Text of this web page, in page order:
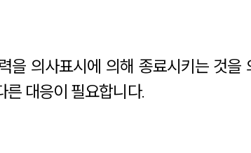
을 의사표시에 의해 종료시키는 것을
른 대응이 필요합니다.